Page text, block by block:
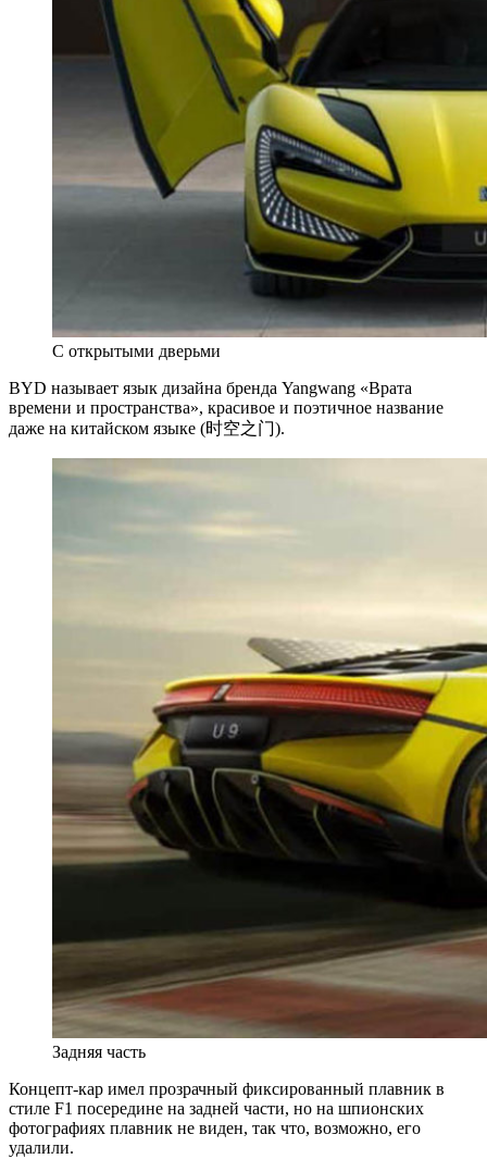
С открытыми дверьми
BYD называет язык дизайна бренда Yangwang «Врата
времени и пространства», красивое и поэтичное название
даже на китайском языке (时空之门).
Задняя часть
Концепт-кар имел прозрачный фиксированный плавник в
стиле F1 посередине на задней части, но на шпионских
фотографиях плавник не виден, так что, возможно, его
удалили.